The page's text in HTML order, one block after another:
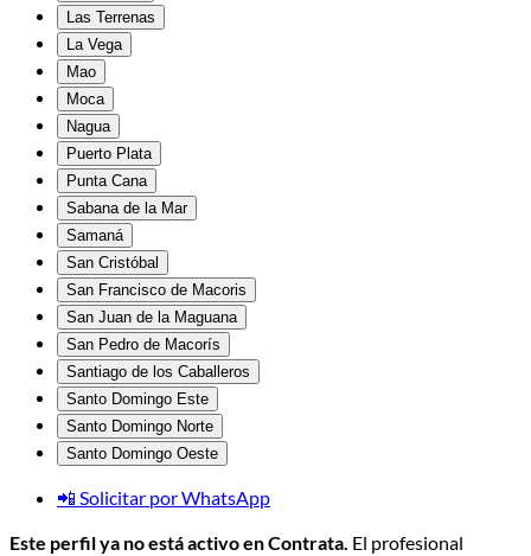
Las Terrenas
La Vega
Mao
Moca
Nagua
Puerto Plata
Punta Cana
Sabana de la Mar
Samaná
San Cristóbal
San Francisco de Macoris
San Juan de la Maguana
San Pedro de Macorís
Santiago de los Caballeros
Santo Domingo Este
Santo Domingo Norte
Santo Domingo Oeste
📲 Solicitar por WhatsApp
Este perfil ya no está activo en Contrata. El profesional